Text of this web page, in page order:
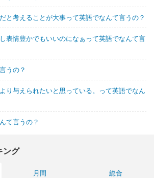
と考えることが大事って英語でなんて言うの？
表情豊かでもいいのになぁって英語でなんて言
うの？
り与えられたいと思っている。って英語でなん
て言うの？
ング
月間
総合